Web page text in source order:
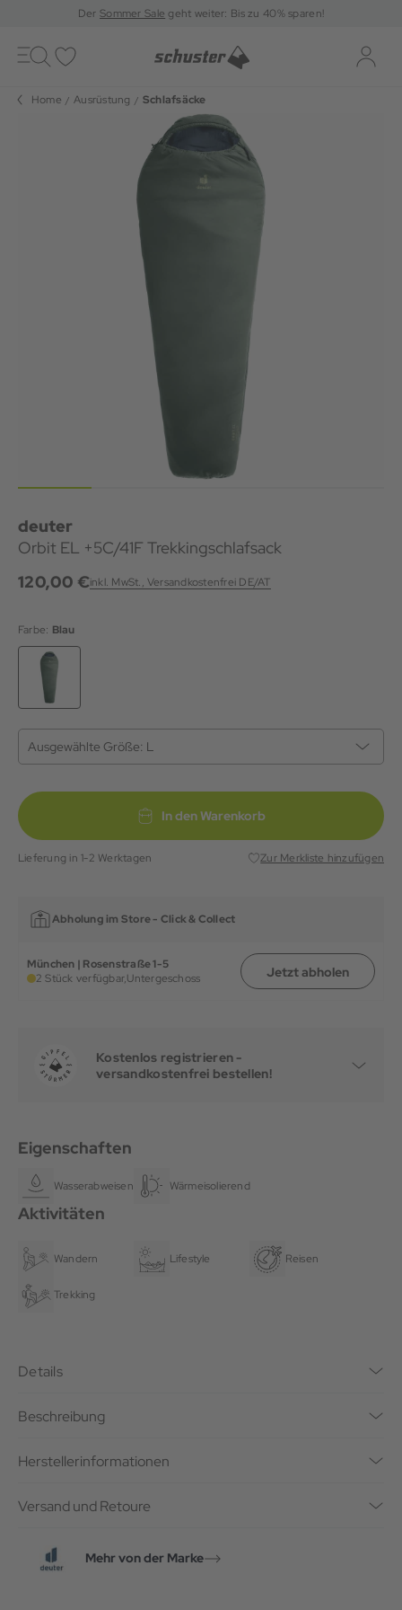
DerSommer Sale geht weiter: Bis zu 40% sparen!
Toggle
navigation
Home Ausrüstung Schlafsäcke
deuter
Orbit EL +5C/41F Trekkingschlafsack
120,00 €inkl. MwSt., Versandkostenfrei DE/AT
Farbe: Blau
Ausgewählte Größe: L
In den Warenkorb
Lieferung in 1-2 Werktagen Zur Merkliste hinzufügen
Abholung im Store - Click & Collect
München | Rosenstraße 1-5
2 Stück verfügbar,Untergeschoss Jetzt abholen
Kostenlos registrieren -
versandkostenfrei bestellen!
Eigenschaften
Wasserabweisend Wärmeisolierend
Aktivitäten
Wandern Lifestyle Reisen
Trekking
Details
Beschreibung
Herstellerinformationen
Versand und Retoure
Mehr von der Marke